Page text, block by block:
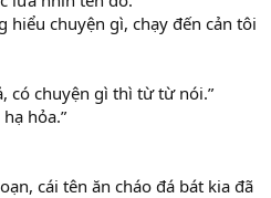
hiểu chuyện gì, chạy đến cản tôi
có chuyện gì thì từ từ nói.”
hỏa.”
cái tên ăn cháo đá bát kia đã